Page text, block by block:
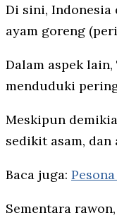
Di sini, Indonesia
ayam goreng
Dalam aspek
menduduki
Meskipun
sedikit asam,
Baca juga:
Sementara